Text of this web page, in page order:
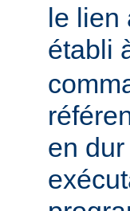
le
établi
en